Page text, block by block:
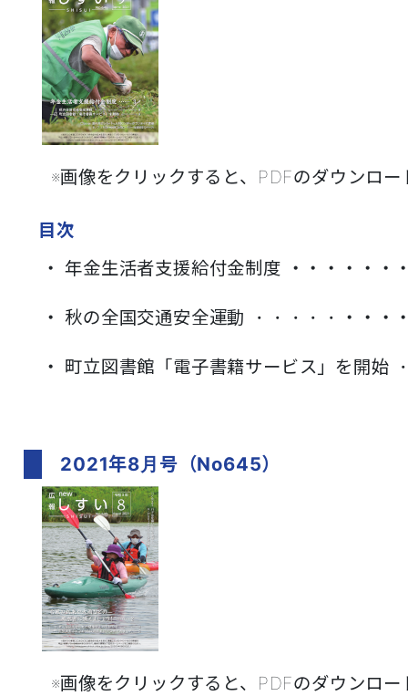
※画像をクリックすると、PDFのダウンロ
目次
・ 年金生活者支援給付金制度 ・・・・・・
・ 秋の全国交通安全運動 ・・・・・ ・・・
・ 町立図書館「電子書籍サービス」を開始
2021年8月号（No645）
※画像をクリックすると、PDFのダウンロ